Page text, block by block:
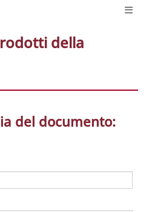
della
del documento: